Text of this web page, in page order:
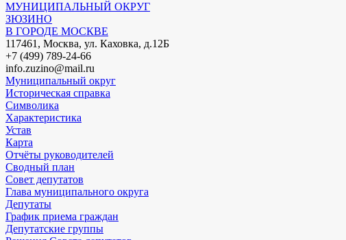
МУНИЦИПАЛЬНЫЙ ОКРУГ
ЗЮЗИНО
В ГОРОДЕ МОСКВЕ
117461, Москва, ул. Каховка, д.12Б
+7 (499) 789-24-66
info.zuzino@mail.ru
Муниципальный округ
Историческая справка
Символика
Характеристика
Устав
Карта
Отчёты руководителей
Сводный план
Совет депутатов
Глава муниципального округа
Депутаты
График приема граждан
Депутатские группы